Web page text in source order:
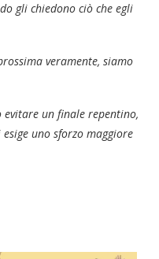
gli chiedono ciò che egli
veramente, siamo
un finale repentino,
uno sforzo maggiore